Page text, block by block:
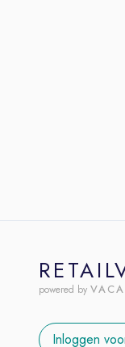
powered by
Inloggen